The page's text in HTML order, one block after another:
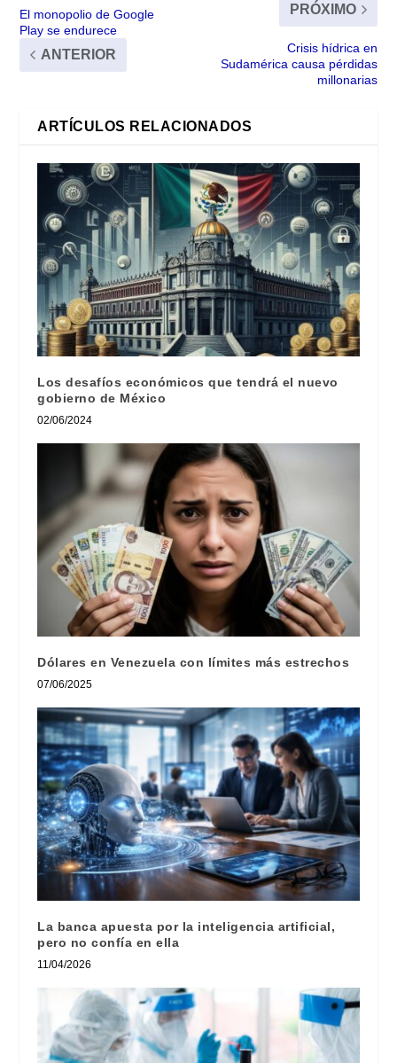
El monopolio de Google
Play se endurece
ANTERIOR
PRÓXIMO
Crisis hídrica en
Sudamérica causa pérdidas
millonarias
ARTÍCULOS RELACIONADOS
Los desafíos económicos que tendrá el nuevo
gobierno de México
02/06/2024
Dólares en Venezuela con límites más estrechos
07/06/2025
La banca apuesta por la inteligencia artificial,
pero no confía en ella
11/04/2026